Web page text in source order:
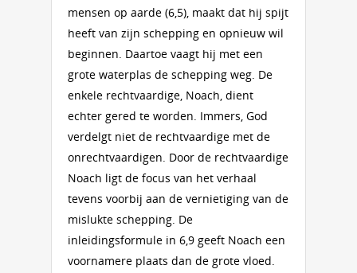
mensen op aarde (6,5), maakt dat hij spijt
heeft van zijn schepping en opnieuw wil
beginnen. Daartoe vaagt hij met een
grote waterplas de schepping weg. De
enkele rechtvaardige, Noach, dient
echter gered te worden. Immers, God
verdelgt niet de rechtvaardige met de
onrechtvaardigen. Door de rechtvaardige
Noach ligt de focus van het verhaal
tevens voorbij aan de vernietiging van de
mislukte schepping. De
inleidingsformule in 6,9 geeft Noach een
voornamere plaats dan de grote vloed.